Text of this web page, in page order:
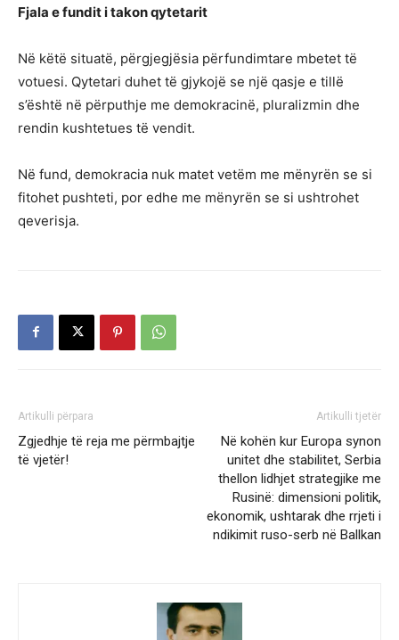
Fjala e fundit i takon qytetarit
Në këtë situatë, përgjegjësia përfundimtare mbetet të
votuesi. Qytetari duhet të gjykojë se një qasje e tillë
s’është në përputhje me demokracinë, pluralizmin dhe
rendin kushtetues të vendit.
Në fund, demokracia nuk matet vetëm me mënyrën se si
fitohet pushteti, por edhe me mënyrën se si ushtrohet
qeverisja.
Artikulli përpara
Zgjedhje të reja me përmbajtje
të vjetër!
Artikulli tjetër
Në kohën kur Europa synon
unitet dhe stabilitet, Serbia
thellon lidhjet strategjike me
Rusinë: dimensioni politik,
ekonomik, ushtarak dhe rrjeti i
ndikimit ruso-serb në Ballkan